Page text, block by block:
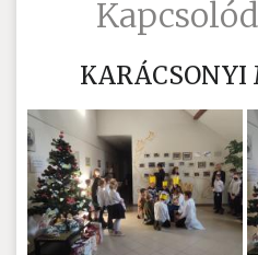
KARÁCSONYI